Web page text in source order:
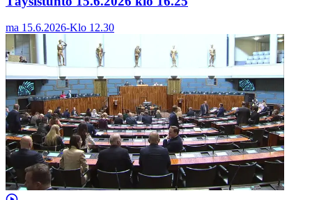
ma 15.6.2026-Klo 12.30